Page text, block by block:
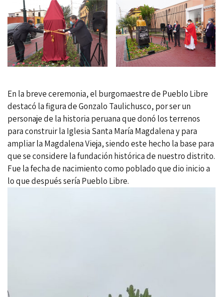
En la breve ceremonia, el burgomaestre de Pueblo Libre
destacó la figura de Gonzalo Taulichusco, por ser un
personaje de la historia peruana que donó los terrenos
para construir la Iglesia Santa María Magdalena y para
ampliar la Magdalena Vieja, siendo este hecho la base para
que se considere la fundación histórica de nuestro distrito.
Fue la fecha de nacimiento como poblado que dio inicio a
lo que después sería Pueblo Libre.